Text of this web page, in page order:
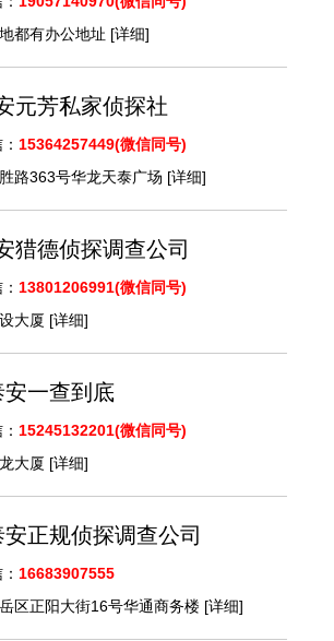
都有办公地址 [详细]
元芳私家侦探社
15364257449(微信同号)
路363号华龙天泰广场 [详细]
猎德侦探调查公司
13801206991(微信同号)
大厦 [详细]
安一查到底
15245132201(微信同号)
大厦 [详细]
安正规侦探调查公司
16683907555
区正阳大街16号华通商务楼 [详细]